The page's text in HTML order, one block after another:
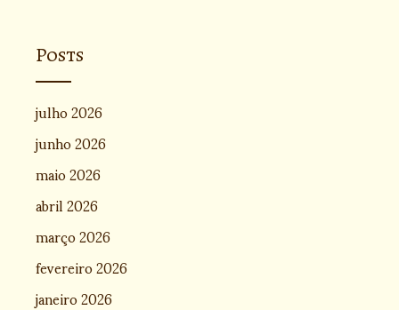
Posts
julho 2026
junho 2026
maio 2026
abril 2026
março 2026
fevereiro 2026
janeiro 2026